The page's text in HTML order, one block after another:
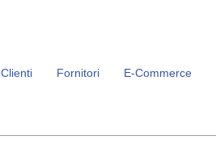
Clienti Fornitori E-Commerce